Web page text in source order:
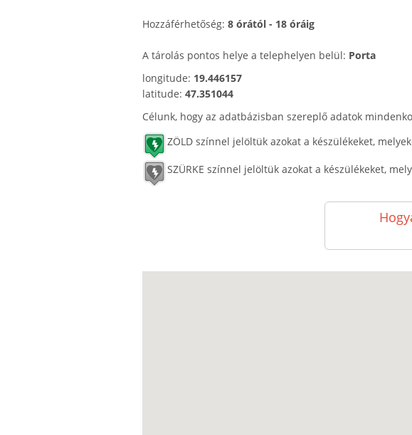
Hozzáférhetőség: 8 órától - 18 óráig
A tárolás pontos helye a telephelyen belül: Porta
longitude: 19.446157
latitude: 47.351044
Célunk, hogy az adatbázisban szereplő adatok
ZÖLD színnel jelöltük azokat a készülékeket,
SZÜRKE színnel jelöltük azokat a készülékeket,